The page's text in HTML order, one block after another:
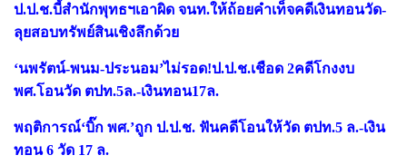
ป.ป.ช.บี้สำนักพุทธฯเอาผิด จนท.ให้ถ้อยคำเท็จคดีเงินทอนวัด-
ลุยสอบทรัพย์สินเชิงลึกด้วย
‘นพรัตน์-พนม-ประนอม’ไม่รอด!ป.ป.ช.เชือด 2คดีโกงงบ
พศ.โอนวัด ตปท.5ล.-เงินทอน17ล.
พฤติการณ์‘บิ๊ก พศ.’ถูก ป.ป.ช. ฟันคดีโอนให้วัด ตปท.5 ล.-เงิน
ทอน 6 วัด 17 ล.